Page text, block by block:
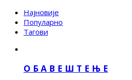
Најновије
Популарно
Тагови
О Б А В Е Ш Т Е Њ Е